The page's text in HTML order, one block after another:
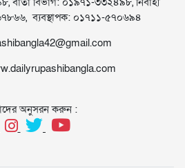
ব্যবস্থাপক: ০১৭১১-৫৭০৬৯৪
অনুসরন করুন :